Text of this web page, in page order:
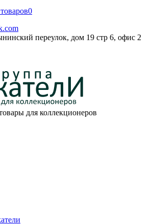
0
переулок, дом 19 стр 6, офис 2
для коллекционеров